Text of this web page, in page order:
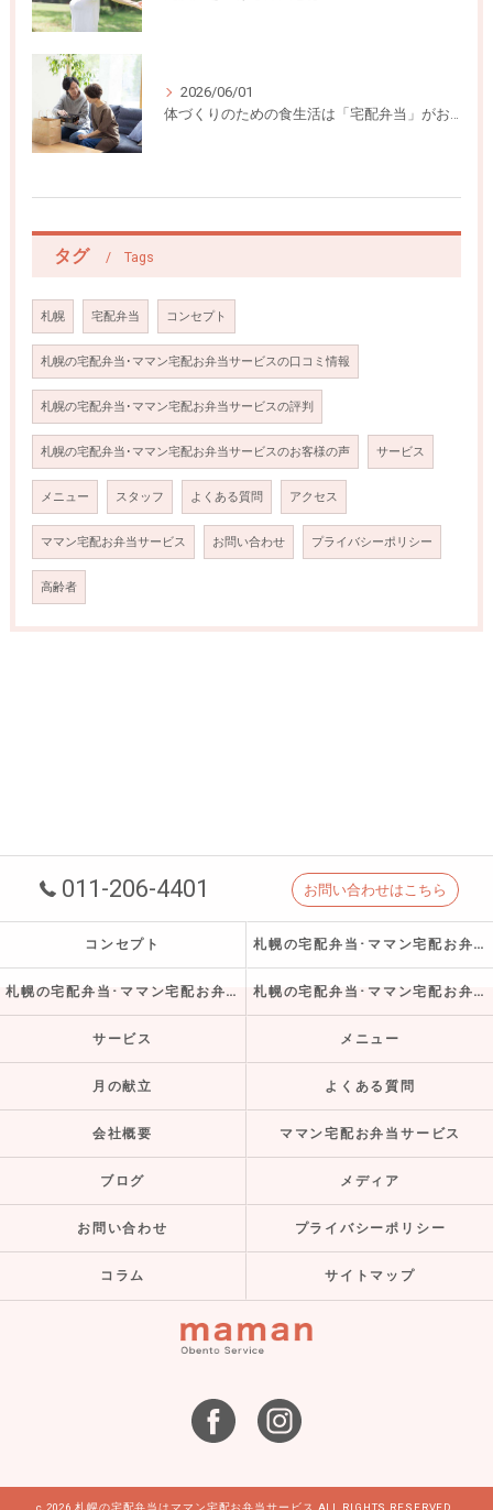
2026/06/01
タグ Tags
札幌 宅配弁当 コンセプト
札幌の宅配弁当･ママン宅配お弁当サービスの口コミ情報
札幌の宅配弁当･ママン宅配お弁当サービスの評判
札幌の宅配弁当･ママン宅配お弁当サービスのお客様の声 サービス
メニュー スタッフ よくある質問 アクセス
ママン宅配お弁当サービス お問い合わせ プライバシーポリシー
高齢者
011-206-4401 お問い合わせはこちら
コンセプト 札幌の宅配弁当･ママン宅配お弁当サービスの口コミ情報
札幌の宅配弁当･ママン宅配お弁当サービスの評判 札幌の宅配弁当･ママン宅配お弁当サービスのお客様の声
サービス メニュー
月の献立 よくある質問
会社概要 ママン宅配お弁当サービス
ブログ メディア
お問い合わせ プライバシーポリシー
コラム サイトマップ
c 2026 札幌の宅配弁当はママン宅配お弁当サービス ALL RIGHTS RESERVED.